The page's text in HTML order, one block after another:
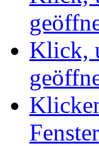
Klick,